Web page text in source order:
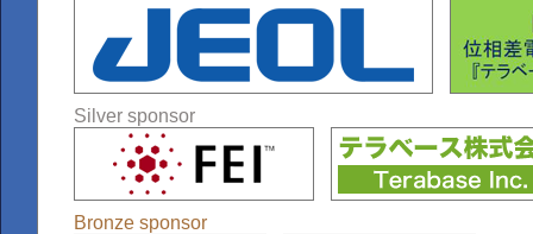
Silver sponsor
Bronze sponsor